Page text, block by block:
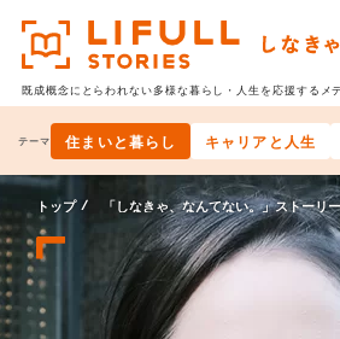
既成概念にとらわれない多様な暮らし・人生を応援するメ
テーマ 住まいと暮らし キャリアと人生
トップ 「しなきゃ、なんてない。」ストーリー